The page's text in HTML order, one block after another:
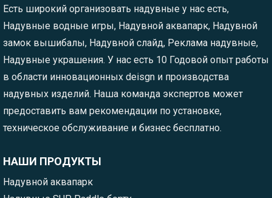
Есть широкий организовать надувные у нас есть,
Надувные водные игры, Надувной аквапарк, Надувной
замок вышибалы, Надувной слайд, Реклама надувные,
Надувные украшения. У нас есть 10 Годовой опыт работы
в области инновационных deisgn и производства
надувных изделий. Наша команда экспертов может
предоставить вам рекомендации по установке,
техническое обслуживание и бизнес бесплатно.
НАШИ ПРОДУКТЫ
Надувной аквапарк